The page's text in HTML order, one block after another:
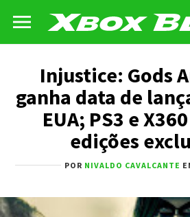
Injustice: Gods
ganha data de
EUA; PS3 e
edições
POR NIVALDO CAVALCANTE